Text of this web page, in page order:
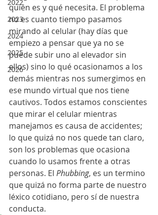
2022
2023
2024
2025
2026
quién es y qué necesita. El problema
no es cuanto tiempo pasamos
mirando al celular (hay días que
empiezo a pensar que ya no se
puede subir uno al elevador sin
ellos) sino lo qué ocasionamos a los
demás mientras nos sumergimos en
ese mundo virtual que nos tiene
cautivos. Todos estamos conscientes
que mirar el celular mientras
manejamos es causa de accidentes;
lo que quizá no nos quede tan claro,
son los problemas que ocasiona
cuando lo usamos frente a otras
personas. El Phubbing, es un termino
que quizá no forma parte de nuestro
léxico cotidiano, pero sí de nuestra
conducta.